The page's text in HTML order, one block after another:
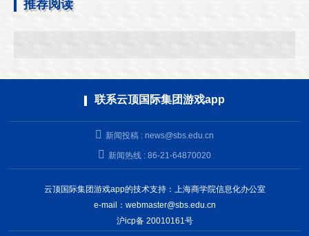
推荐阅读
联系云顶国际集团游戏app
新闻投稿 : news@sbs.edu.cn
新闻热线 : 86-21-64870020
云顶国际集团游戏app的技术支持：上海商学院信息化办公室
e-mail： webmaster@sbs.edu.cn
沪icp备 20010161号